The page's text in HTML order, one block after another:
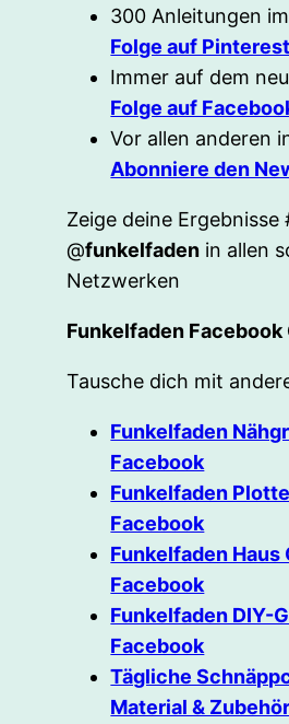
300 Anleitungen
Folge auf Pinterest
Immer auf dem
Folge auf
Vor allen anderen
Abonniere den
Zeige deine Ergebnisse
@funkelfaden in allen
Netzwerken
Funkelfaden Facebook
Tausche dich mit
Funkelfaden
Facebook
Funkelfaden
Facebook
Funkelfaden Haus
Facebook
Funkelfaden DIY-
Facebook
Tägliche
Material &